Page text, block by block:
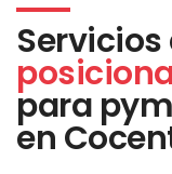
Servicios
para
en